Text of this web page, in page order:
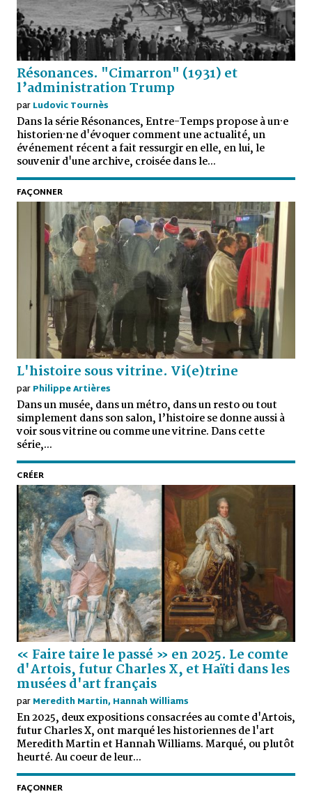
Résonances. "Cimarron" (1931) et
l’administration Trump
parLudovic Tournès
Dans la série Résonances, Entre-Temps propose à un·e
historien·ne d'évoquer comment une actualité, un
événement récent a fait ressurgir en elle, en lui, le
souvenir d'une archive, croisée dans le...
FAÇONNER
L'histoire sous vitrine. Vi(e)trine
parPhilippe Artières
Dans un musée, dans un métro, dans un resto ou tout
simplement dans son salon, l’histoire se donne aussi à
voir sous vitrine ou comme une vitrine. Dans cette
série,...
CRÉER
« Faire taire le passé » en 2025. Le comte
d'Artois, futur Charles X, et Haïti dans les
musées d'art français
parMeredith Martin, Hannah Williams
En 2025, deux expositions consacrées au comte d'Artois,
futur Charles X, ont marqué les historiennes de l'art
Meredith Martin et Hannah Williams. Marqué, ou plutôt
heurté. Au coeur de leur...
FAÇONNER